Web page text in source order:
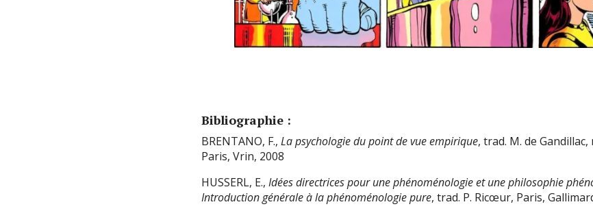
Bibliographie :
BRENTANO, F., La psychologie du point de vue empirique, trad. M. de
Paris, Vrin, 2008
HUSSERL, E., Idées directrices pour une phénoménologieet une philosophie
Introduction générale à la phénoménologie pure, trad. P. Ricœur, Paris,